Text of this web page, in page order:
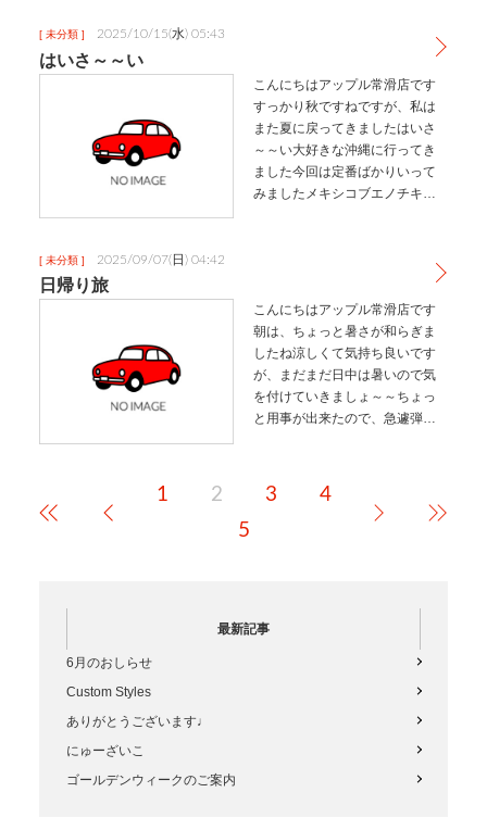
す・ニン…
[ 未分類 ] 2025/10/15(水) 05:43
はいさ～～い
こんにちはアップル常滑店です
すっかり秋ですねですが、私は
また夏に戻ってきましたはいさ
～～い大好きな沖縄に行ってき
ました今回は定番ばかりいって
みましたメキシコブエノチキン
んすきシークワー…
[ 未分類 ] 2025/09/07(日) 04:42
日帰り旅
こんにちはアップル常滑店です
朝は、ちょっと暑さが和らぎま
したね涼しくて気持ち良いです
が、まだまだ日中は暑いので気
を付けていきましょ～～ちょっ
と用事が出来たので、急遽弾丸
朝便で福岡にこの看板を見ると
九州に帰ってきた！って感じ私
1 2 3
4
5
最新記事
6月のおしらせ
Custom Styles
ありがとうございます♩
にゅーざいこ
ゴールデンウィークのご案内